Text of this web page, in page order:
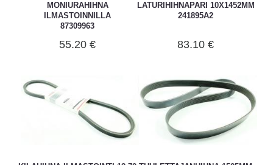
MONIURAHIHNA
ILMASTOINNILLA
87309963
55.20 €
LATURIHIHNAPARI 10X1452MM
241895A2
83.10 €